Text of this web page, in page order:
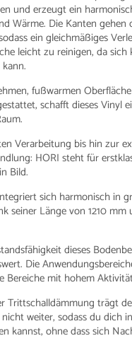
und erzeugt ein
Wärme. Die Kanten gehen
ein gleichmäßiges
leicht zu reinigen, da sich
fußwarmen
schafft dieses Vinyl
Verarbeitung bis hin zur
HORI steht für
Bild.
sich harmonisch in
seiner Länge von 1210
dieses
Die
Bereiche mit hohem
Trittschalldämmung trägt
weiter, sodass du dich
kannst, ohne dass sich